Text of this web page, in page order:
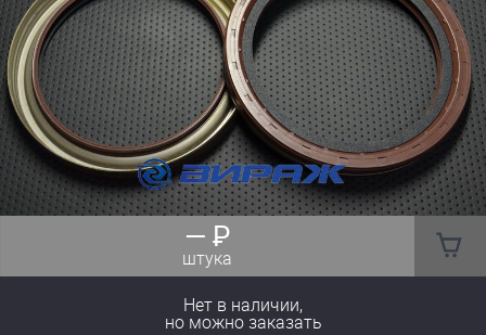
— ₽
штука
Нет в наличии,
но можно заказать